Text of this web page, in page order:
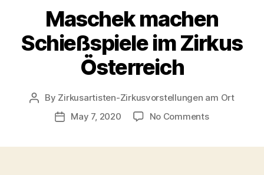
Maschek machen
Schießspiele im Zirkus
Österreich
Post
author
By Zirkusartisten-Zirkusvorstellungen am Ort
PostMay 7, 2020 No Commentson